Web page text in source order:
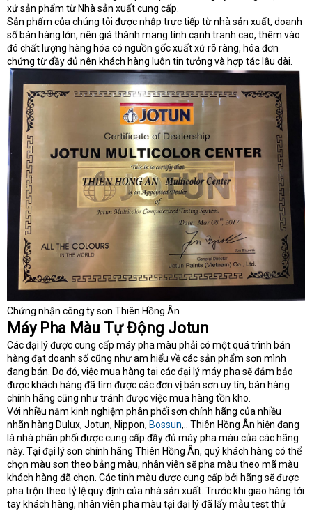
xứ sản phẩm từ Nhà sản xuất cung cấp.
Sản phẩm của chúng tôi được nhập trực tiếp từ nhà sản xuất, doanh
số bán hàng lớn, nên giá thành mang tính cạnh tranh cao, thêm vào
đó chất lượng hàng hóa có nguồn gốc xuất xứ rõ ràng, hóa đơn
chứng từ đầy đủ nên khách hàng luôn tin tưởng và hợp tác lâu dài.
Chứng nhận công ty sơn Thiên Hồng Ân
Máy Pha Màu Tự Động Jotun
Các đại lý được cung cấp máy pha màu phải có một quá trình bán
hàng đạt doanh số cũng như am hiểu về các sản phẩm sơn mình
đang bán. Do đó, việc mua hàng tại các đại lý máy pha sẽ đảm bảo
được khách hàng đã tìm được các đơn vị bán sơn uy tín, bán hàng
chính hãng cũng như tránh được việc mua hàng tồn kho.
Với nhiều năm kinh nghiệm phân phối sơn chính hãng của nhiều
nhãn hàng Dulux, Jotun, Nippon, Bossun,.. Thiên Hồng Ân hiện đang
là nhà phân phối được cung cấp đầy đủ máy pha màu của các hãng
này. Tại đại lý sơn chính hãng Thiên Hồng Ân, quý khách hàng có thể
chọn màu sơn theo bảng màu, nhân viên sẽ pha màu theo mã màu
khách hàng đã chọn. Các tinh màu được cung cấp bởi hãng sẽ được
pha trộn theo tỷ lệ quy định của nhà sản xuất. Trước khi giao hàng tới
tay khách hàng, nhân viên pha màu tại đại lý đã lấy mẫu test thử